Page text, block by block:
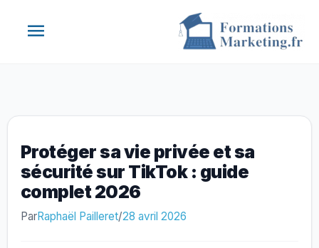
Menu
Protéger sa vie privée et sa
sécurité sur TikTok : guide
complet 2026
ParRaphaël Pailleret/28 avril 2026